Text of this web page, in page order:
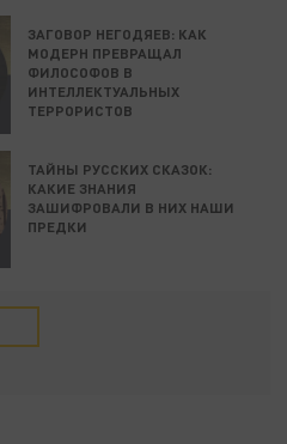
ЗАГОВОР НЕГОДЯЕВ: КАК
МОДЕРН ПРЕВРАЩАЛ
ФИЛОСОФОВ В
ИНТЕЛЛЕКТУАЛЬНЫХ
ТЕРРОРИСТОВ
ТАЙНЫ РУССКИХ СКАЗОК:
КАКИЕ ЗНАНИЯ
ЗАШИФРОВАЛИ В НИХ НАШИ
ПРЕДКИ